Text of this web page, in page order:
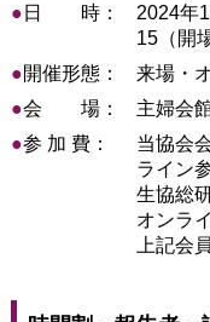
● 日 時：
2024年
15（開
●開催形態：
来場・
●会 場：
主婦会
●参 加 費：
当協会
ライン
生協総
オンラ
上記会